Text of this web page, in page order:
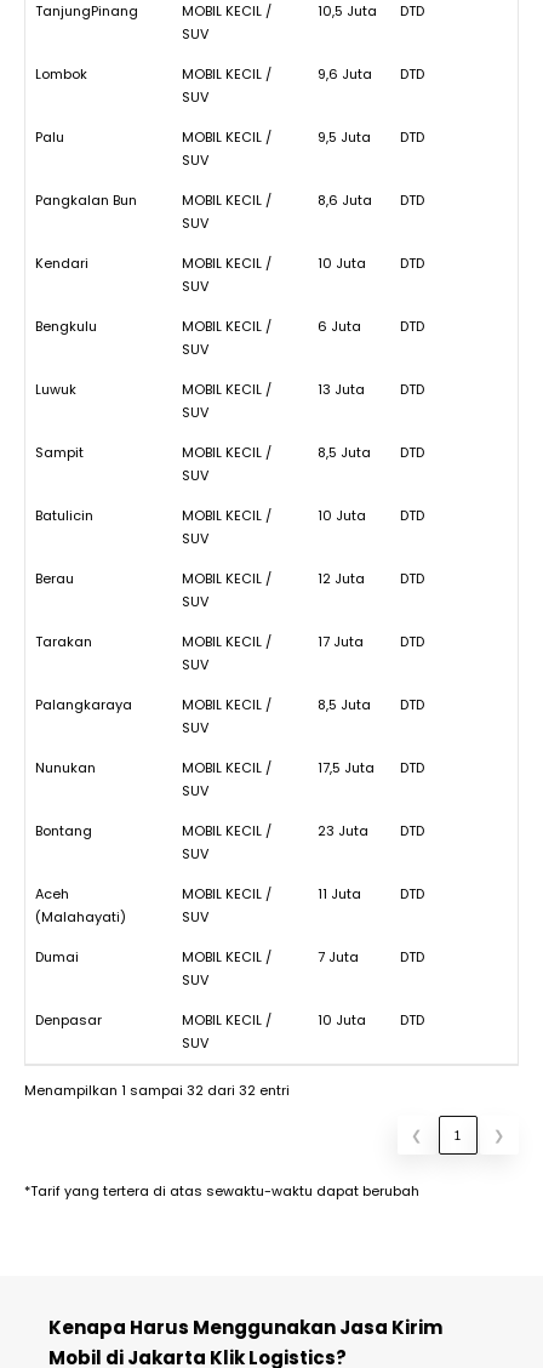
TanjungPinang
MOBIL KECIL /
SUV
10,5 Juta DTD
Lombok
MOBIL KECIL /
SUV
9,6 Juta DTD
Palu
MOBIL KECIL /
SUV
9,5 Juta DTD
Pangkalan Bun
MOBIL KECIL /
SUV
8,6 Juta DTD
Kendari
MOBIL KECIL /
SUV
10 Juta DTD
Bengkulu
MOBIL KECIL /
SUV
6 Juta DTD
Luwuk
MOBIL KECIL /
SUV
13 Juta DTD
Sampit
MOBIL KECIL /
SUV
8,5 Juta DTD
Batulicin
MOBIL KECIL /
SUV
10 Juta DTD
Berau
MOBIL KECIL /
SUV
12 Juta DTD
Tarakan
MOBIL KECIL /
SUV
17 Juta DTD
Palangkaraya
MOBIL KECIL /
SUV
8,5 Juta DTD
Nunukan
MOBIL KECIL /
SUV
17,5 Juta DTD
Bontang
MOBIL KECIL /
SUV
23 Juta DTD
Aceh
(Malahayati)
MOBIL KECIL /
SUV
11 Juta DTD
Dumai
MOBIL KECIL /
SUV
7 Juta DTD
Denpasar
MOBIL KECIL /
SUV
10 Juta DTD
Menampilkan 1 sampai 32 dari 32 entri
❮ 1 ❯
*Tarif yang tertera di atas sewaktu-waktu dapat berubah
Kenapa Harus Menggunakan Jasa Kirim
Mobil di Jakarta Klik Logistics?